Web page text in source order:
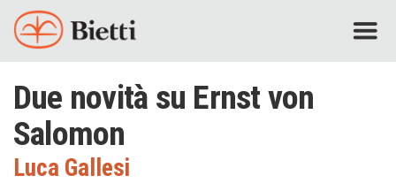
Due novità su Ernst von
Salomon
Luca Gallesi